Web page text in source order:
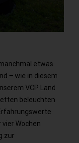
etwas
– wie in diesem
VCP Land
beleuchten
Wochen
zur